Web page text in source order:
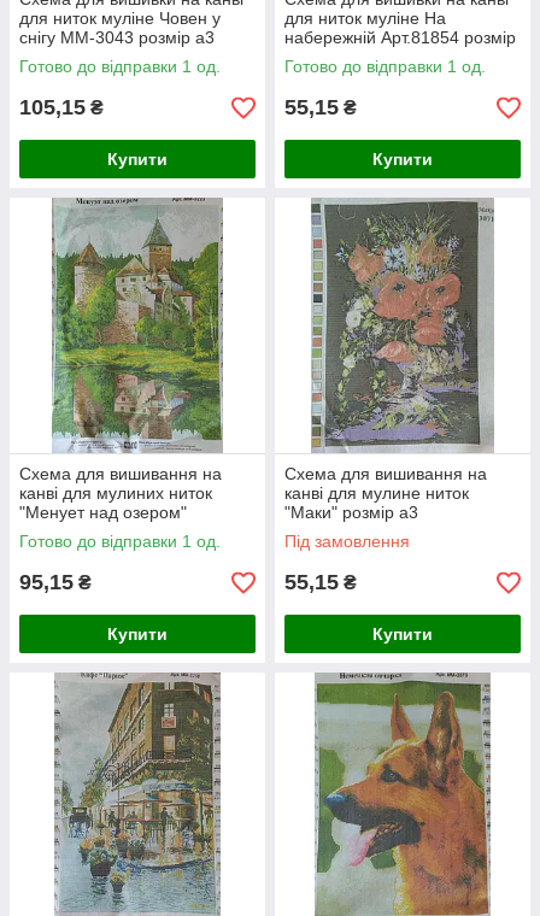
для ниток муліне Човен у
снігу ММ-3043 розмір а3
Готово до відправки 1 од.
105,15 ₴
Купити
для ниток муліне На
набережній Арт.81854 розмір
а4
Готово до відправки 1 од.
55,15 ₴
Купити
Схема для вишивання на
канві для мулиних ниток
"Менует над озером"
Арт.ММ-3223 розмір а3
Готово до відправки 1 од.
95,15 ₴
Купити
Схема для вишивання на
канві для мулине ниток
"Маки" розмір а3
Під замовлення
55,15 ₴
Купити